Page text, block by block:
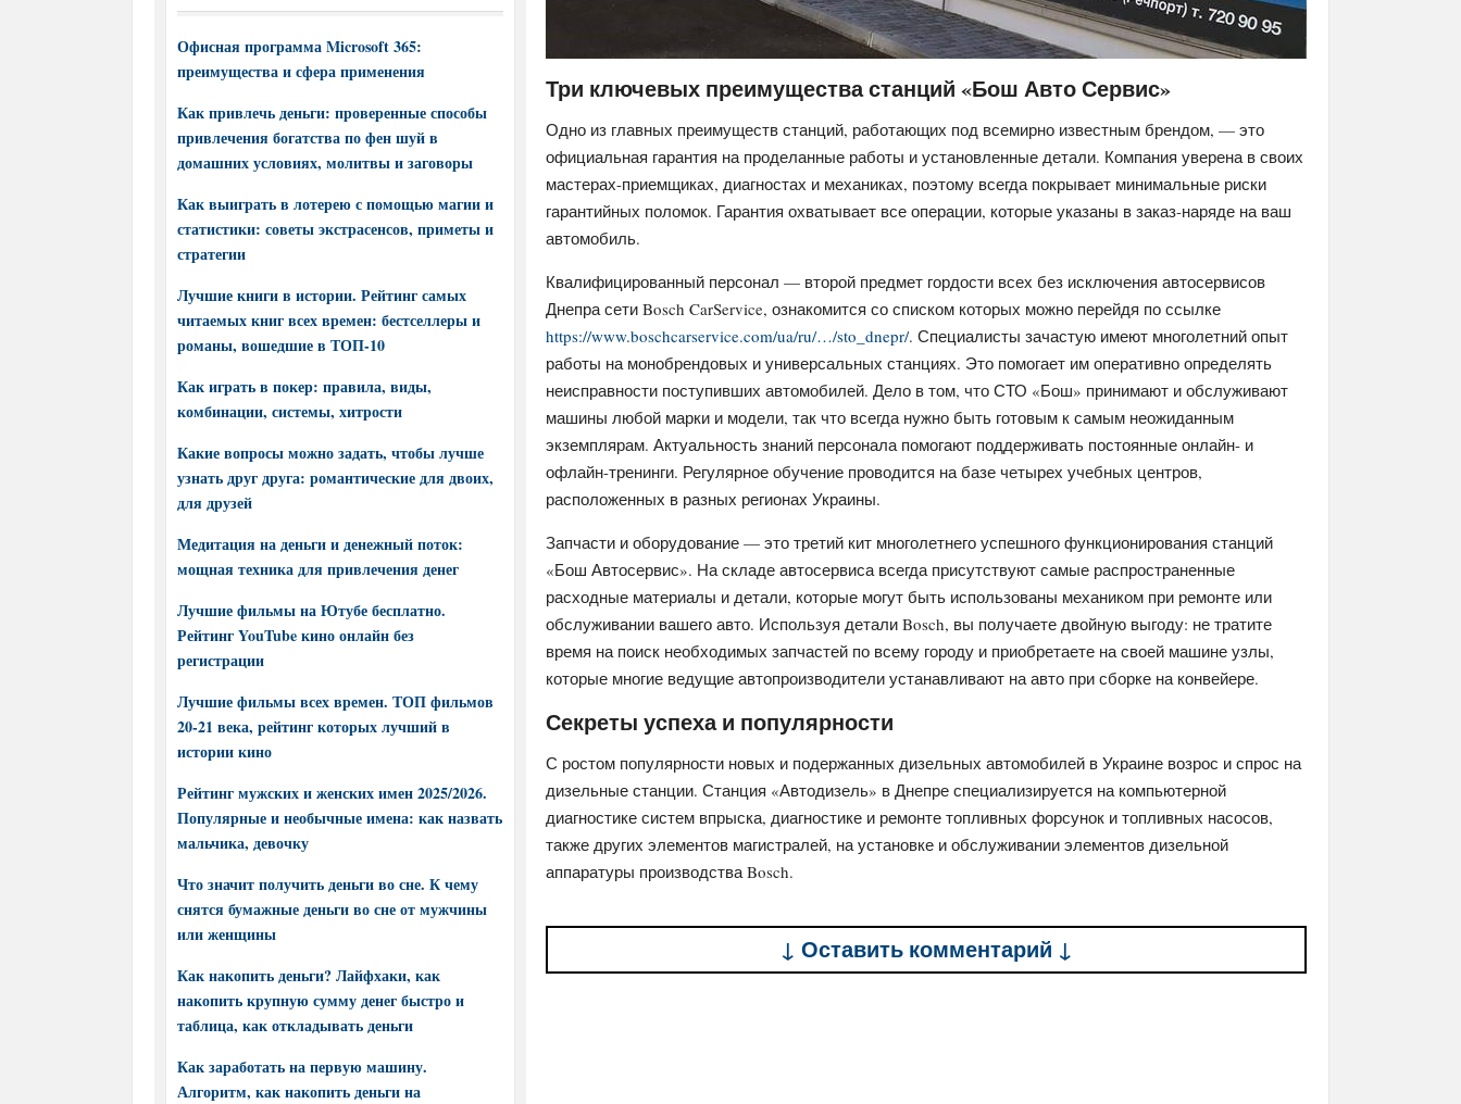
Три ключевых преимущества станций «Бош Авто Сервис»
Одно из главных преимуществ станций, работающих под всемирно известным брендом, — это
официальная гарантия на проделанные работы и установленные детали. Компания уверена в своих
мастерах-приемщиках, диагностах и механиках, поэтому всегда покрывает минимальные риски
гарантийных поломок. Гарантия охватывает все операции, которые указаны в заказ-наряде на ваш
автомобиль.
Квалифицированный персонал — второй предмет гордости всех без исключения автосервисов
Днепра сети Bosch CarService, ознакомится со списком которых можно перейдя по ссылке
https://www.boschcarservice.com/ua/ru/…/sto_dnepr/. Специалисты зачастую имеют многолетний опыт
работы на монобрендовых и универсальных станциях. Это помогает им оперативно определять
неисправности поступивших автомобилей. Дело в том, что СТО «Бош» принимают и обслуживают
машины любой марки и модели, так что всегда нужно быть готовым к самым неожиданным
экземплярам. Актуальность знаний персонала помогают поддерживать постоянные онлайн- и
офлайн-тренинги. Регулярное обучение проводится на базе четырех учебных центров,
расположенных в разных регионах Украины.
Запчасти и оборудование — это третий кит многолетнего успешного функционирования станций
«Бош Автосервис». На складе автосервиса всегда присутствуют самые распространенные
расходные материалы и детали, которые могут быть использованы механиком при ремонте или
обслуживании вашего авто. Используя детали Bosch, вы получаете двойную выгоду: не тратите
время на поиск необходимых запчастей по всему городу и приобретаете на своей машине узлы,
которые многие ведущие автопроизводители устанавливают на авто при сборке на конвейере.
Секреты успеха и популярности
С ростом популярности новых и подержанных дизельных автомобилей в Украине возрос и спрос на
дизельные станции. Станция «Автодизель» в Днепре специализируется на компьютерной
диагностике систем впрыска, диагностике и ремонте топливных форсунок и топливных насосов,
также других элементов магистралей, на установке и обслуживании элементов дизельной
аппаратуры производства Bosch.
↓ Оставить комментарий ↓
Офисная программа Microsoft 365:
преимущества и сфера применения
Как привлечь деньги: проверенные способы
привлечения богатства по фен шуй в
домашних условиях, молитвы и заговоры
Как выиграть в лотерею с помощью магии и
статистики: советы экстрасенсов, приметы и
стратегии
Лучшие книги в истории. Рейтинг самых
читаемых книг всех времен: бестселлеры и
романы, вошедшие в ТОП-10
Как играть в покер: правила, виды,
комбинации, системы, хитрости
Какие вопросы можно задать, чтобы лучше
узнать друг друга: романтические для двоих,
для друзей
Медитация на деньги и денежный поток:
мощная техника для привлечения денег
Лучшие фильмы на Ютубе бесплатно.
Рейтинг YouTube кино онлайн без
регистрации
Лучшие фильмы всех времен. ТОП фильмов
20-21 века, рейтинг которых лучший в
истории кино
Рейтинг мужских и женских имен 2025/2026.
Популярные и необычные имена: как назвать
мальчика, девочку
Что значит получить деньги во сне. К чему
снятся бумажные деньги во сне от мужчины
или женщины
Как накопить деньги? Лайфхаки, как
накопить крупную сумму денег быстро и
таблица, как откладывать деньги
Как заработать на первую машину.
Алгоритм, как накопить деньги на